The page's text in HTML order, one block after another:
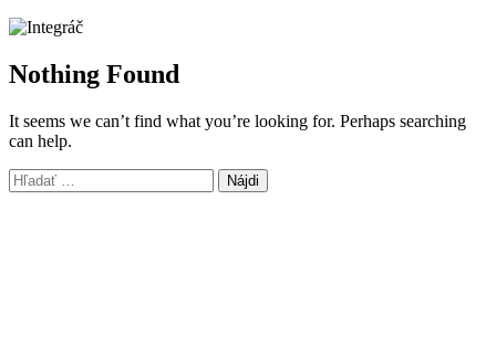
Nothing Found
It seems we can’t find what you’re looking for. Perhaps searching
can help.
Hľadať: